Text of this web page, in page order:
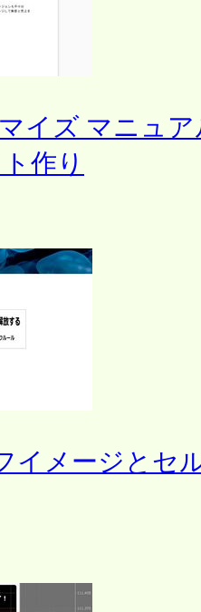
マイズ マニュ
作り
イメージとセ